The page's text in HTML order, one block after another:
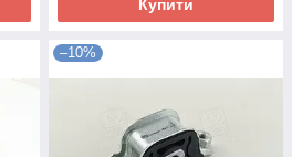
Купити
–10%